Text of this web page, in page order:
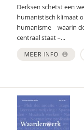
Karianne den
Theo van den
Antoinette
Sylvia Borren
Gustaaf Bos
Michiel Bos
Derksen schetst een
humanistisch klimaat
humanisme – waarin
centraal staat –...
MEER INFO